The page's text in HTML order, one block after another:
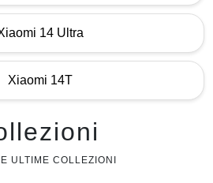
14 Ultra
Xiaomi 14T
ULTIME COLLEZIONI